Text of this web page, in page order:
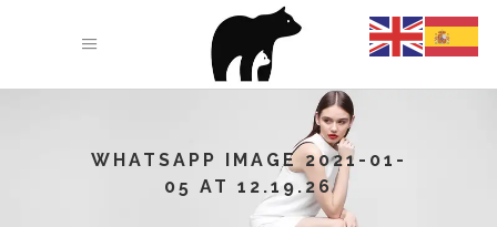
WHATSAPP IMAGE 2021-01-
05 AT 12.19.26